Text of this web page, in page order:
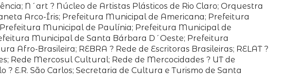
N´art ? Núcleo de Artistas Plásticos de Rio Claro; Orquestra
Arco-Íris; Prefeitura Municipal de Americana; Prefeitura
Municipal de Paulínia; Prefeitura Municipal de
Municipal de Santa Bárbara D´Oeste; Prefeitura
Afro-Brasileira; REBRA ? Rede de Escritoras Brasileiras; RELAT ?
Rede Mercosul Cultural; Rede de Mercocidades ? UT de
E.R. São Carlos; Secretaria de Cultura e Turismo de Santa